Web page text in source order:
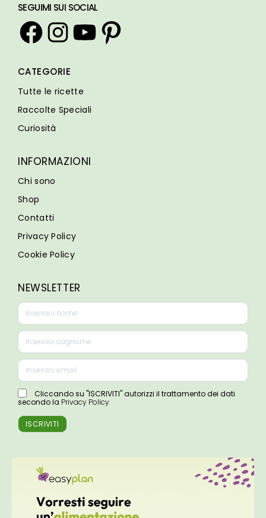
SEGUIMI SUI SOCIAL
Facebook
Instagram
YouTube
Pinterest
CATEGORIE
Tutte le ricette
Raccolte Speciali
Curiosità
INFORMAZIONI
Chi sono
Shop
Contatti
Privacy Policy
Cookie Policy
NEWSLETTER
Cliccando su "ISCRIVITI" autorizzi il trattamento dei dati
secondo la Privacy Policy